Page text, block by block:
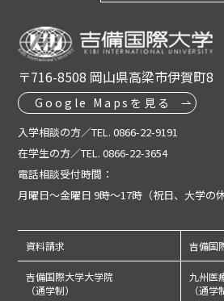
〒716-8508 岡山県高梁市伊賀町8
Google Mapsを見る
入学相談の方／TEL. 0866-22-9191
在学生の方／TEL. 0866-22-3654
電話相談受付時間：
月曜日～金曜日 9時～17時（祝日、大学の
資料請求 吉備国
吉備国際大学大学院
（通学制）
九州医
（通学